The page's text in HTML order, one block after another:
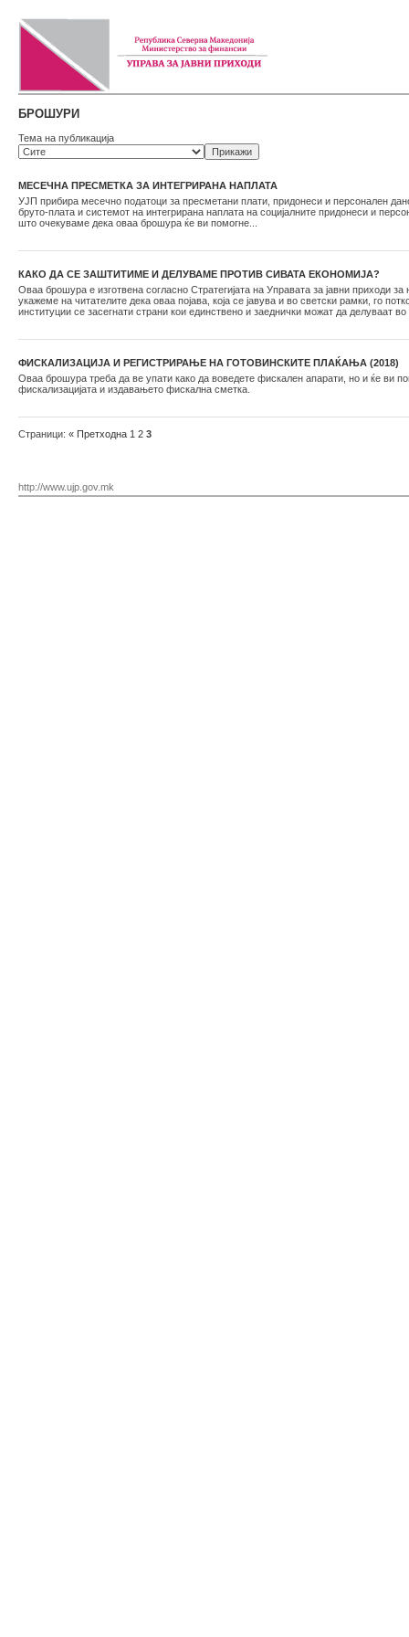
БРОШУРИ
Тема на публикација
МЕСЕЧНА ПРЕСМЕТКА ЗА ИНТЕГРИРАНА НАПЛАТА
УЈП прибира месечно податоци за пресметани плати, придонеси и персонален
бруто-плата и системот на интегрирана наплата на социјалните придонеси и
што очекуваме дека оваа брошура ќе ви помогне...
КАКО ДА СЕ ЗАШТИТИМЕ И ДЕЛУВАМЕ ПРОТИВ СИВАТА ЕКОНОМИЈА?
Оваа брошура е изготвена согласно Стратегијата на Управата за јавни приходи
укажеме на читателите дека оваа појава, која се јавува и во светски рамки, го
институции се засегнати страни кои единствено и заеднички можат да делуваат
ФИСКАЛИЗАЦИЈА И РЕГИСТРИРАЊЕ НА ГОТОВИНСКИТЕ ПЛАЌАЊА (2018)
Оваа брошура треба да ве упати како да воведете фискален апарати, но и ќе ви
фискализацијата и издавањето фискална сметка.
Страници: « Претходна 1 2 3
http://www.ujp.gov.mk